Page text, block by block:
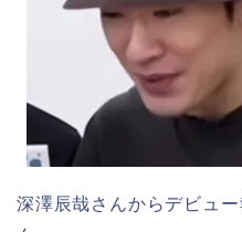
深澤辰哉さんからデビュ